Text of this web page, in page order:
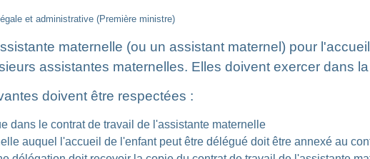
et administrative (Première ministre)
maternelle (ou un assistant maternel) pour
assistantes maternelles. Elles doivent exercer dans
doivent être respectées :
dans le contrat de travail de l'assistante maternelle
auquel l'accueil de l'enfant peut être délégué doit être annexé au